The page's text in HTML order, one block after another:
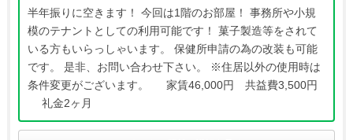
半年振りに空きます！ 今回は1階のお部屋！ 事務所や小規
模のテナントとしての利用可能です！ 菓子製造等をされて
いる方もいらっしゃいます。 保健所申請の為の改装も可能
です。 是非、お問い合わせ下さい。 ※住居以外の使用時は
条件変更がございます。 家賃46,000円 共益費3,500円
礼金2ヶ月